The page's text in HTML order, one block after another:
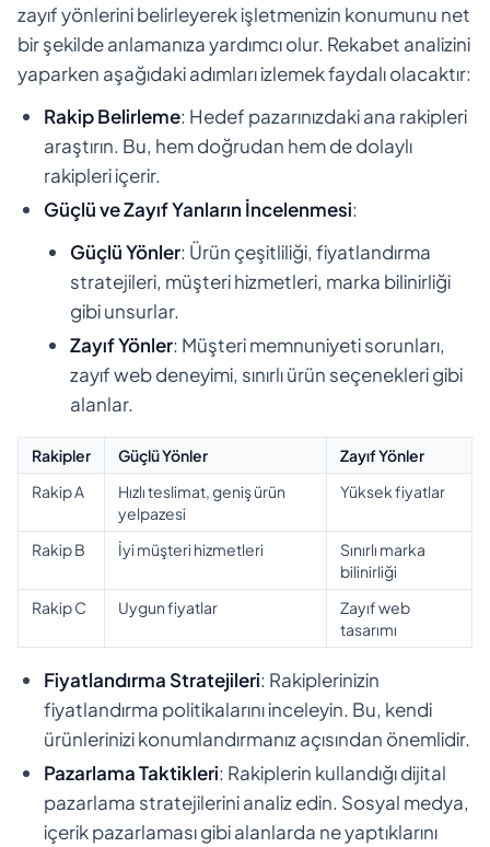
zayıf yönlerini belirleyerek işletmenizin konumunu net
bir şekilde anlamanıza yardımcı olur. Rekabet analizini
yaparken aşağıdaki adımları izlemek faydalı olacaktır:
Rakip Belirleme: Hedef pazarınızdaki ana rakipleri
araştırın. Bu, hem doğrudan hem de dolaylı
rakipleri içerir.
Güçlü ve Zayıf Yanların İncelenmesi:
Güçlü Yönler: Ürün çeşitliliği, fiyatlandırma
stratejileri, müşteri hizmetleri, marka bilinirliği
gibi unsurlar.
Zayıf Yönler: Müşteri memnuniyeti sorunları,
zayıf web deneyimi, sınırlı ürün seçenekleri gibi
alanlar.
Rakipler Güçlü Yönler
Zayıf Yönler
Rakip A
Hızlı teslimat, geniş ürün
yelpazesi
Yüksek fiyatlar
Rakip B İyi müşteri hizmetleri
Sınırlı marka
bilinirliği
Rakip C
Uygun fiyatlar
Zayıf web
tasarımı
Fiyatlandırma Stratejileri: Rakiplerinizin
fiyatlandırma politikalarını inceleyin. Bu, kendi
ürünlerinizi konumlandırmanız açısından önemlidir.
Pazarlama Taktikleri: Rakiplerin kullandığı dijital
pazarlama stratejilerini analiz edin. Sosyal medya,
içerik pazarlaması gibi alanlarda ne yaptıklarını